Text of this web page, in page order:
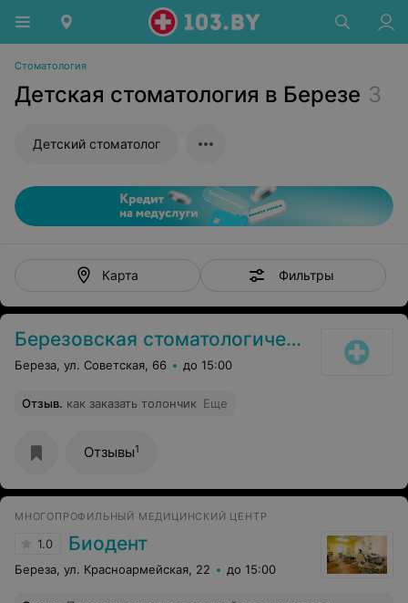
Стоматология
Детская стоматология в Березе 3
Детский стоматолог
Карта Фильтры
Березовская стоматологическая поликлиника
Береза, ул. Советская, 66 до 15:00
Отзыв. как заказать толончик Еще
Отзывы1
МНОГОПРОФИЛЬНЫЙ МЕДИЦИНСКИЙ ЦЕНТР
1.0 Биодент
Береза, ул. Красноармейская, 22 до 15:00